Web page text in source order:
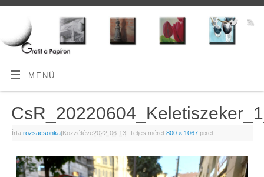
MENÜ
Írta:rozsacsonka|Közzétéve2022-06-13| Teljes méret 800 × 1067pixel